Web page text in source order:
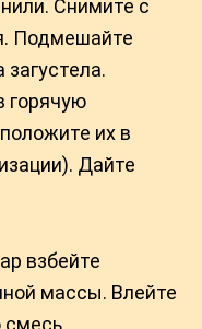
Снимите с
Подмешайте
горячую
их в
Дайте
взбейте
массы. Влейте